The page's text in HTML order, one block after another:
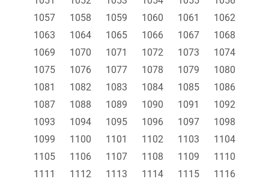
1057
1058 1059 1060 1061
1062
1063
1064 1065 1066 1067
1068
1069
1070 1071 1072 1073
1074
1075
1076 1077 1078 1079
1080
1081
1082 1083 1084 1085
1086
1087
1088 1089 1090 1091
1092
1093
1094 1095 1096 1097
1098
1099
1100 1101 1102 1103
1104
1105
1106 1107 1108 1109
1110
1111
1112 1113 1114 1115
1116